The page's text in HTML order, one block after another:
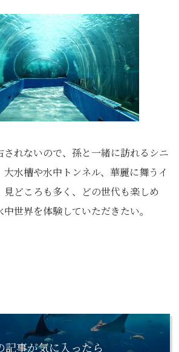
れないので、孫と一緒に訪れるシニ
水槽や水中トンネル、華麗に舞うイ
どころも多く、どの世代も楽しめ
世界を体験していただきたい。
記事が気に入ったら